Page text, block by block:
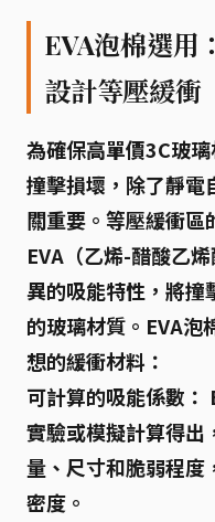
EVA泡棉選用
設計等壓緩衝
為確保高單價3C玻
撞擊損壞，除了靜電
關重要。 等壓緩衝區
EVA（乙烯-醋酸乙
異的吸能特性，將撞
的玻璃材質。EVA泡
想的緩衝材料：
可計算的吸能係數：
實驗或模擬計算得出
量、尺寸和脆弱程度
密度。